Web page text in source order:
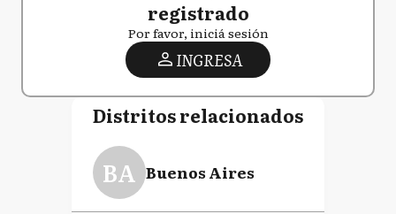
registrado
Por favor, iniciá sesión
INGRESA
Distritos relacionados
BA Buenos Aires